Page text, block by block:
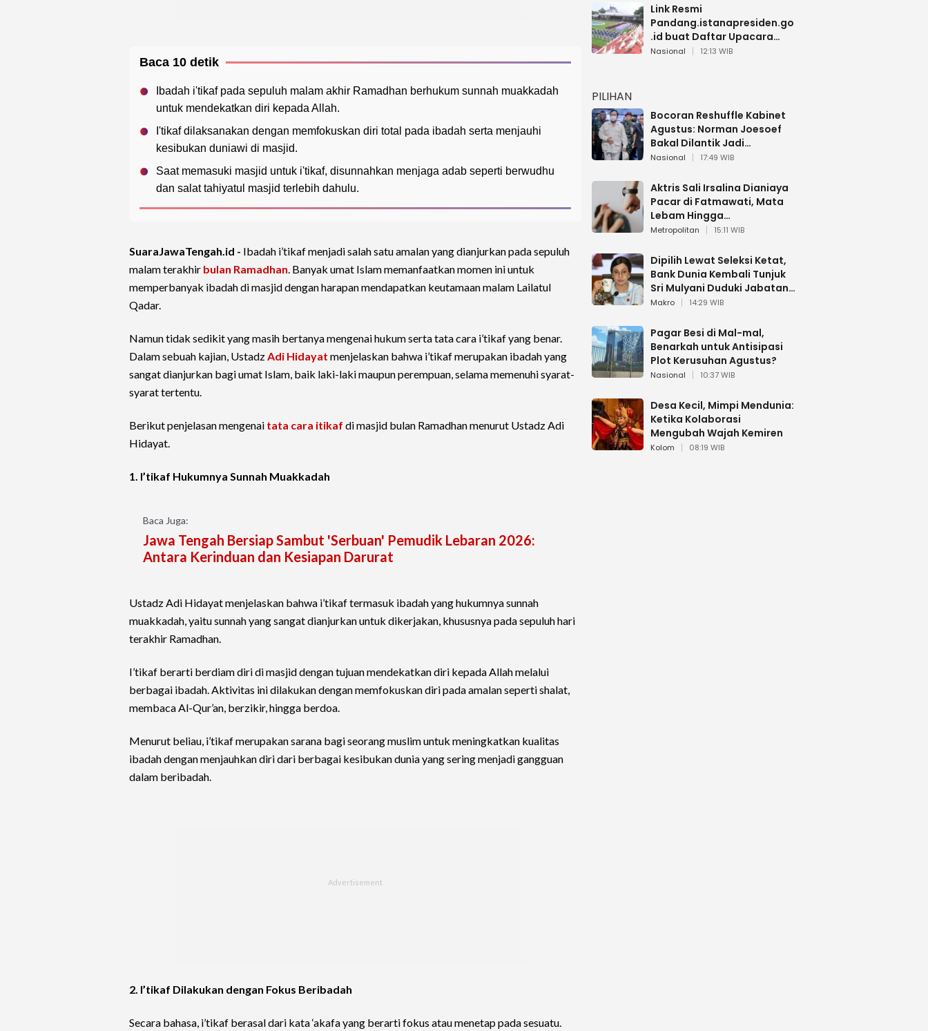
Baca 10 detik
Ibadah i'tikaf pada sepuluh malam akhir Ramadhan berhukum sunnah muakkadah
untuk mendekatkan diri kepada Allah.
I'tikaf dilaksanakan dengan memfokuskan diri total pada ibadah serta menjauhi
kesibukan duniawi di masjid.
Saat memasuki masjid untuk i'tikaf, disunnahkan menjaga adab seperti berwudhu
dan salat tahiyatul masjid terlebih dahulu.
SuaraJawaTengah.id - Ibadah i’tikaf menjadi salah satu amalan yang dianjurkan pada sepuluh
malam terakhir bulan Ramadhan. Banyak umat Islam memanfaatkan momen ini untuk
memperbanyak ibadah di masjid dengan harapan mendapatkan keutamaan malam Lailatul
Qadar.
Namun tidak sedikit yang masih bertanya mengenai hukum serta tata cara i’tikaf yang benar.
Dalam sebuah kajian, UstadzAdi Hidayat menjelaskan bahwa i’tikaf merupakan ibadah yang
sangat dianjurkan bagi umat Islam, baik laki-laki maupun perempuan, selama memenuhi syarat-
syarat tertentu.
Berikut penjelasan mengenai tata cara itikaf di masjid bulan Ramadhan menurut Ustadz Adi
Hidayat.
1. I’tikaf Hukumnya Sunnah Muakkadah
Baca Juga:
Jawa Tengah Bersiap Sambut 'Serbuan' Pemudik Lebaran 2026:
Antara Kerinduan dan Kesiapan Darurat
Ustadz Adi Hidayat menjelaskan bahwa i’tikaf termasuk ibadah yang hukumnya sunnah
muakkadah, yaitu sunnah yang sangat dianjurkan untuk dikerjakan, khususnya pada sepuluh hari
terakhir Ramadhan.
I’tikaf berarti berdiam diri di masjid dengan tujuan mendekatkan diri kepada Allah melalui
berbagai ibadah. Aktivitas ini dilakukan dengan memfokuskan diri pada amalan seperti shalat,
membaca Al-Qur’an, berzikir, hingga berdoa.
Menurut beliau, i’tikaf merupakan sarana bagi seorang muslim untuk meningkatkan kualitas
ibadah dengan menjauhkan diri dari berbagai kesibukan dunia yang sering menjadi gangguan
dalam beribadah.
2. I’tikaf Dilakukan dengan Fokus Beribadah
Secara bahasa, i’tikaf berasal dari kata ‘akafa yang berarti fokus atau menetap pada sesuatu.
Link Resmi
Pandang.istanapresiden.go
.id buat Daftar Upacara
Bendera HUT RI di Istana
Nasional 12:13 WIB
PILIHAN
Bocoran Reshuffle Kabinet
Agustus: Norman Joesoef
Bakal Dilantik Jadi
Wamenhan RI
Nasional 17:49 WIB
Aktris Sali Irsalina Dianiaya
Pacar di Fatmawati, Mata
Lebam Hingga
Diselamatkan Polantas
Metropolitan 15:11 WIB
Dipilih Lewat Seleksi Ketat,
Bank Dunia Kembali Tunjuk
Sri Mulyani Duduki Jabatan
Strategis
Makro 14:29 WIB
Pagar Besi di Mal-mal,
Benarkah untuk Antisipasi
Plot Kerusuhan Agustus?
Nasional 10:37 WIB
Desa Kecil, Mimpi Mendunia:
Ketika Kolaborasi
Mengubah Wajah Kemiren
Kolom 08:19 WIB